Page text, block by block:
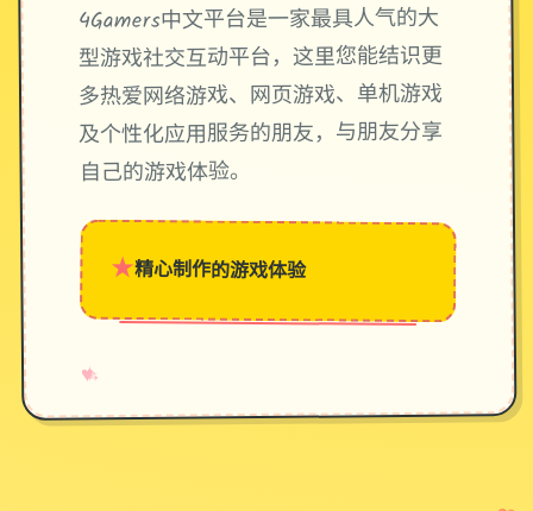
4Gamers中文平台是一家最具人气的大
型游戏社交互动平台，这里您能结识更
多热爱网络游戏、网页游戏、单机游戏
及个性化应用服务的朋友，与朋友分享
自己的游戏体验。
★精心制作的游戏体验
♥
✧
→